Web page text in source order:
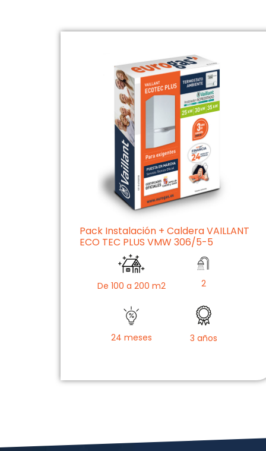
Pack Instalación + Caldera VAILLANT
ECO TEC PLUS VMW 306/5-5
De 100 a 200 m2 2
24 meses 3 años